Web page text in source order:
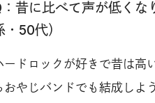
：昔に比べて声が低く
・50代）
ードロックが好きで昔は高
おやじバンドでも結成しよ